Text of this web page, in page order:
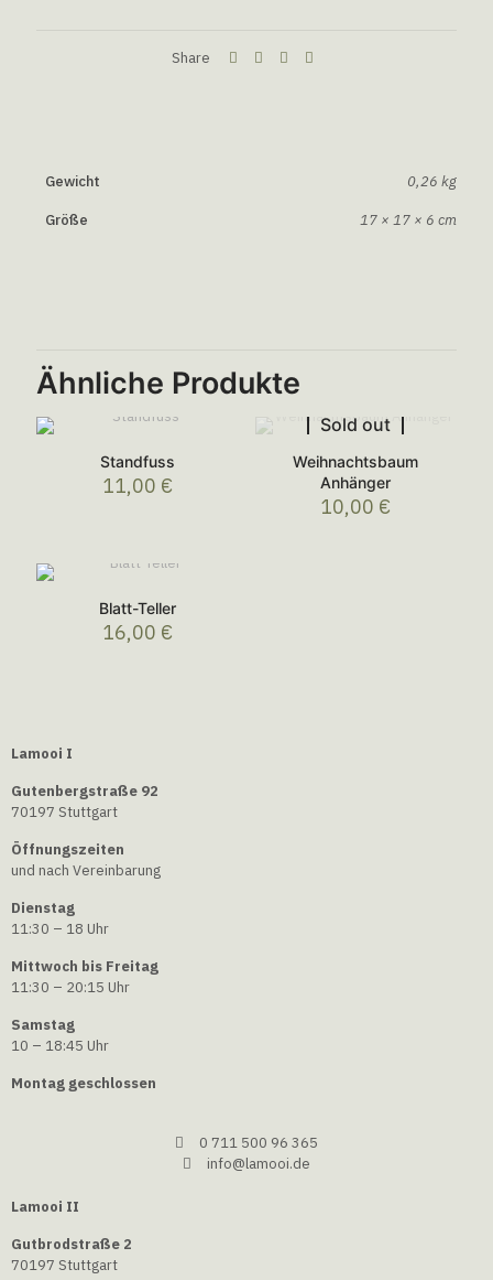
Share
Gewicht 0,26 kg
Größe 17 × 17 × 6 cm
Ähnliche Produkte
Standfuss
11,00 €
Sold out
Weihnachtsbaum
Anhänger
10,00 €
Blatt-Teller
16,00 €
Lamooi I
Gutenbergstraße 92
70197 Stuttgart
Öffnungszeiten
und nach Vereinbarung
Dienstag
11:30 – 18 Uhr
Mittwoch bis Freitag
11:30 – 20:15 Uhr
Samstag
10 – 18:45 Uhr
Montag geschlossen
0 711 500 96 365
info@lamooi.de
Lamooi II
Gutbrodstraße 2
70197 Stuttgart